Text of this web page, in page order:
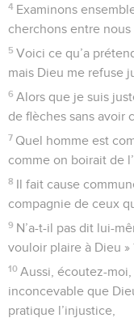
4 Examinons
cherchons entre nous
5 Voici ce qu’a
mais Dieu me refuse
6 Alors que je suis
de flèches sans avoir
7 Quel homme est
comme on boirait de
8 Il fait cause
compagnie de ceux
9 N’a-t-il pas dit lui-
vouloir plaire à Dieu »
10 Aussi, écoutez-
inconcevable que
pratique l’injustice,